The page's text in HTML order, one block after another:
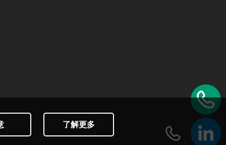
了解更多